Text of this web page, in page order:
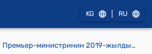
KG RU
КР Премьер-министринин 2019-жылдын 3-октябрындагы № 577 (К.Б.Шадыбеков жөнундө)